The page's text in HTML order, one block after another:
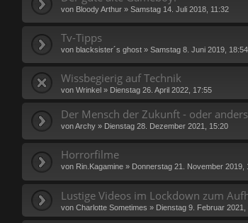
von Bloody Arthur » Samstag 14. Juli 2018, 11:32
Tv-Tipps
von blacksister´s ghost » Samstag 8. Juni 2019, 18:54
Wissbegierig auf Technik
von Wrinkel » Dienstag 26. April 2022, 17:55
Der Mensch der Zukunft - oder
vonArchy » Dienstag 28. Dezember 2021, 15:20
Horrorfilme
von Rin.Kagamine » Donnerstag 21. November 2019,
Lustige Videos im Lockdown zum
von Charlotte Sometimes » Dienstag 9. Februar 2021,